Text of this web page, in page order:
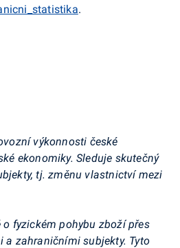
.
výkonnosti české
ekonomiky. Sleduje skutečný
tj. změnu vlastnictví mezi
o fyzickém pohybu zboží přes
a zahraničními subjekty. Tyto